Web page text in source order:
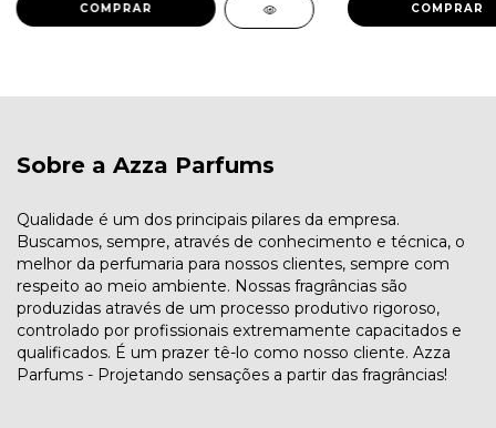
COMPRAR COMPRAR
Sobre a Azza Parfums
Qualidade é um dos principais pilares da empresa.
Buscamos, sempre, através de conhecimento e técnica, o
melhor da perfumaria para nossos clientes, sempre com
respeito ao meio ambiente. Nossas fragrâncias são
produzidas através de um processo produtivo rigoroso,
controlado por profissionais extremamente capacitados e
qualificados. É um prazer tê-lo como nosso cliente. Azza
Parfums - Projetando sensações a partir das fragrâncias!